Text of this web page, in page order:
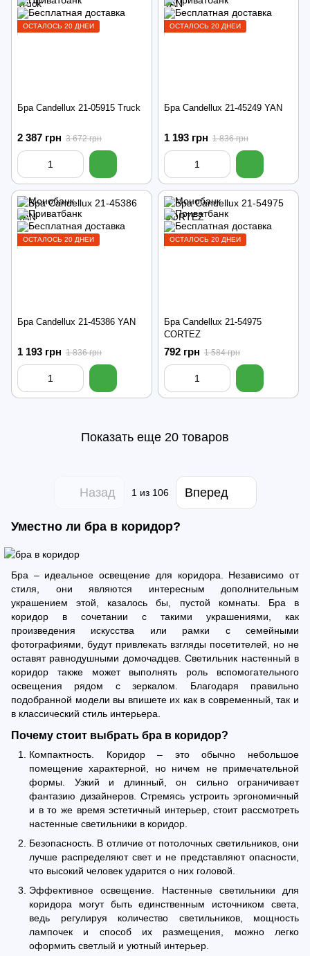
ОСТАЛОСЬ 20 ДНЕЙ
Бра Candellux 21-05915 Truck
2 387 грн 3 672 грн
ОСТАЛОСЬ 20 ДНЕЙ
Бра Candellux 21-45249 YAN
1 193 грн 1 836 грн
ОСТАЛОСЬ 20 ДНЕЙ
Бра Candellux 21-45386 YAN
1 193 грн 1 836 грн
ОСТАЛОСЬ 20 ДНЕЙ
Бра Candellux 21-54975
CORTEZ
792 грн 1 584 грн
Показать еще 20 товаров
Назад 1из 106 Вперед
Уместно ли бра в коридор?
Бра – идеальное освещение для коридора. Независимо от
стиля, они являются интересным дополнительным
украшением этой, казалось бы, пустой комнаты. Бра в
коридор в сочетании с такими украшениями, как
произведения искусства или рамки с семейными
фотографиями, будут привлекать взгляды посетителей, но не
оставят равнодушными домочадцев. Светильник настенный в
коридор также может выполнять роль вспомогательного
освещения рядом с зеркалом. Благодаря правильно
подобранной модели вы впишете их как в современный, так и
в классический стиль интерьера.
Почему стоит выбрать бра в коридор?
Компактность. Коридор – это обычно небольшое
помещение характерной, но ничем не примечательной
формы. Узкий и длинный, он сильно ограничивает
фантазию дизайнеров. Стремясь устроить эргономичный
и в то же время эстетичный интерьер, стоит рассмотреть
настенные светильники в коридор.
Безопасность. В отличие от потолочных светильников, они
лучше распределяют свет и не представляют опасности,
что высокий человек ударится о них головой.
Эффективное освещение. Настенные светильники для
коридора могут быть единственным источником света,
ведь регулируя количество светильников, мощность
лампочек и способ их размещения, можно легко
оформить светлый и уютный интерьер.